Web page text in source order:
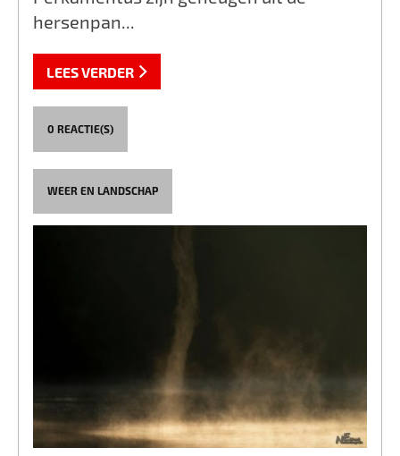
hersenpan...
LEES VERDER
0 REACTIE(S)
WEER EN LANDSCHAP